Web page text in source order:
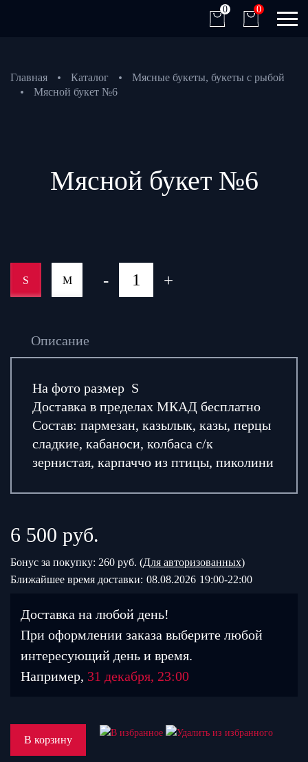
0 0
Главная Каталог
Мясные букеты, букеты с рыбой
Мясной букет №6
Мясной букет №6
S M - +
Описание
На фото размер S
Доставка в пределах МКАД бесплатно
Состав: пармезан, казылык, казы, перцы
сладкие, кабаноси, колбаса с/к
зернистая, карпаччо из птицы, пиколини
6 500 руб.
Бонус за покупку: 260 руб. (Для авторизованных)
Ближайшее время доставки: 08.08.2026 19:00-22:00
Доставка на любой день!
При оформлении заказа выберите любой
интересующий день и время.
Например, 31 декабря, 23:00
В корзину